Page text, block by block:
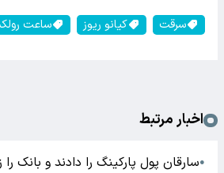
سرقت کیانو ریوز ساعت
اخبار مرتبط
●سارقان پول پارکینگ را دادند و بانک را